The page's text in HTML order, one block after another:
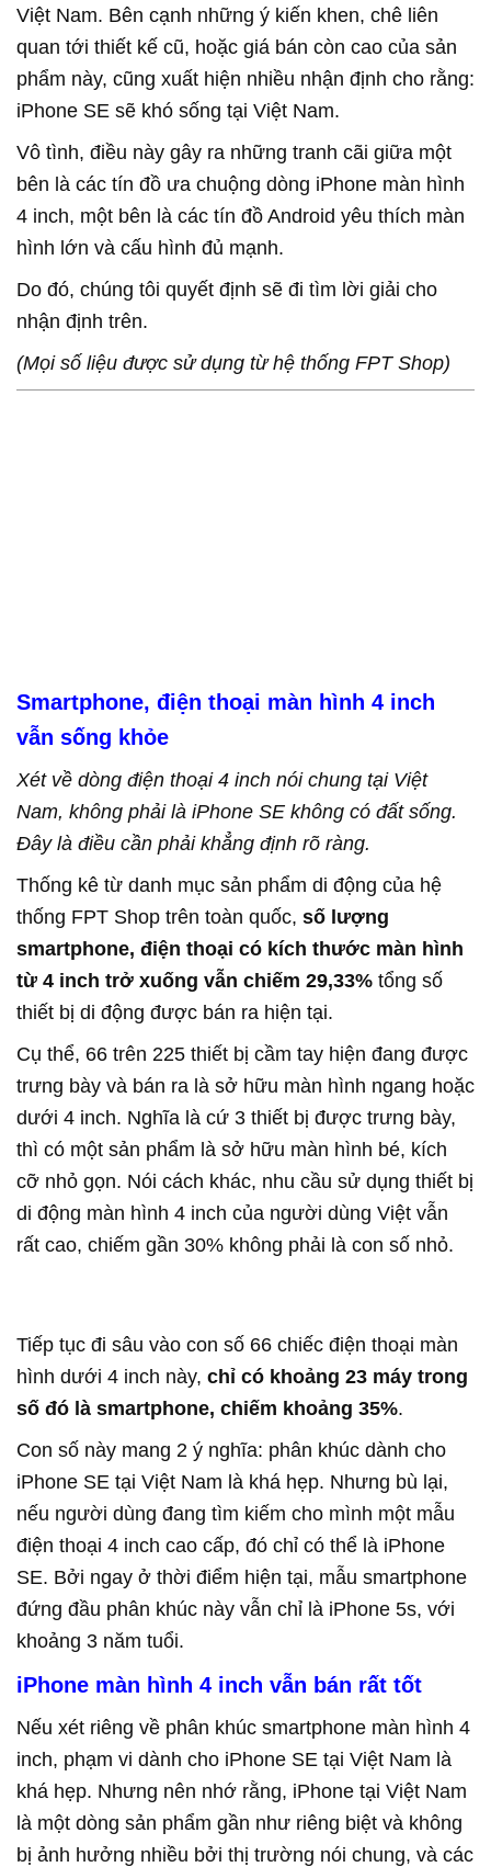
Việt Nam. Bên cạnh những ý kiến khen, chê liên
quan tới thiết kế cũ, hoặc giá bán còn cao của sản
phẩm này, cũng xuất hiện nhiều nhận định cho rằng:
iPhone SE sẽ khó sống tại Việt Nam.
Vô tình, điều này gây ra những tranh cãi giữa một
bên là các tín đồ ưa chuộng dòng iPhone màn hình
4 inch, một bên là các tín đồ Android yêu thích màn
hình lớn và cấu hình đủ mạnh.
Do đó, chúng tôi quyết định sẽ đi tìm lời giải cho
nhận định trên.
(Mọi số liệu được sử dụng từ hệ thống FPT Shop)
Smartphone, điện thoại màn hình 4 inch
vẫn sống khỏe
Xét về dòng điện thoại 4 inch nói chung tại Việt
Nam, không phải là iPhone SE không có đất sống.
Đây là điều cần phải khẳng định rõ ràng.
Thống kê từ danh mục sản phẩm di động của hệ
thống FPT Shop trên toàn quốc, số lượng
smartphone, điện thoại có kích thước màn hình
từ 4 inch trở xuống vẫn chiếm 29,33% tổng số
thiết bị di động được bán ra hiện tại.
Cụ thể, 66 trên 225 thiết bị cầm tay hiện đang được
trưng bày và bán ra là sở hữu màn hình ngang hoặc
dưới 4 inch. Nghĩa là cứ 3 thiết bị được trưng bày,
thì có một sản phẩm là sở hữu màn hình bé, kích
cỡ nhỏ gọn. Nói cách khác, nhu cầu sử dụng thiết bị
di động màn hình 4 inch của người dùng Việt vẫn
rất cao, chiếm gần 30% không phải là con số nhỏ.
Tiếp tục đi sâu vào con số 66 chiếc điện thoại màn
hình dưới 4 inch này, chỉ có khoảng 23 máy trong
số đó là smartphone, chiếm khoảng 35%.
Con số này mang 2 ý nghĩa: phân khúc dành cho
iPhone SE tại Việt Nam là khá hẹp. Nhưng bù lại,
nếu người dùng đang tìm kiếm cho mình một mẫu
điện thoại 4 inch cao cấp, đó chỉ có thể là iPhone
SE. Bởi ngay ở thời điểm hiện tại, mẫu smartphone
đứng đầu phân khúc này vẫn chỉ là iPhone 5s, với
khoảng 3 năm tuổi.
iPhone màn hình 4 inch vẫn bán rất tốt
Nếu xét riêng về phân khúc smartphone màn hình 4
inch, phạm vi dành cho iPhone SE tại Việt Nam là
khá hẹp. Nhưng nên nhớ rằng, iPhone tại Việt Nam
là một dòng sản phẩm gần như riêng biệt và không
bị ảnh hưởng nhiều bởi thị trường nói chung, và các